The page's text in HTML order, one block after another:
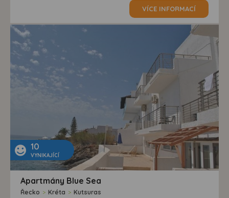
VÍCE INFORMACÍ
10
VYNIKAJÍCÍ
Apartmány Blue Sea
Řecko > Kréta > Kutsuras